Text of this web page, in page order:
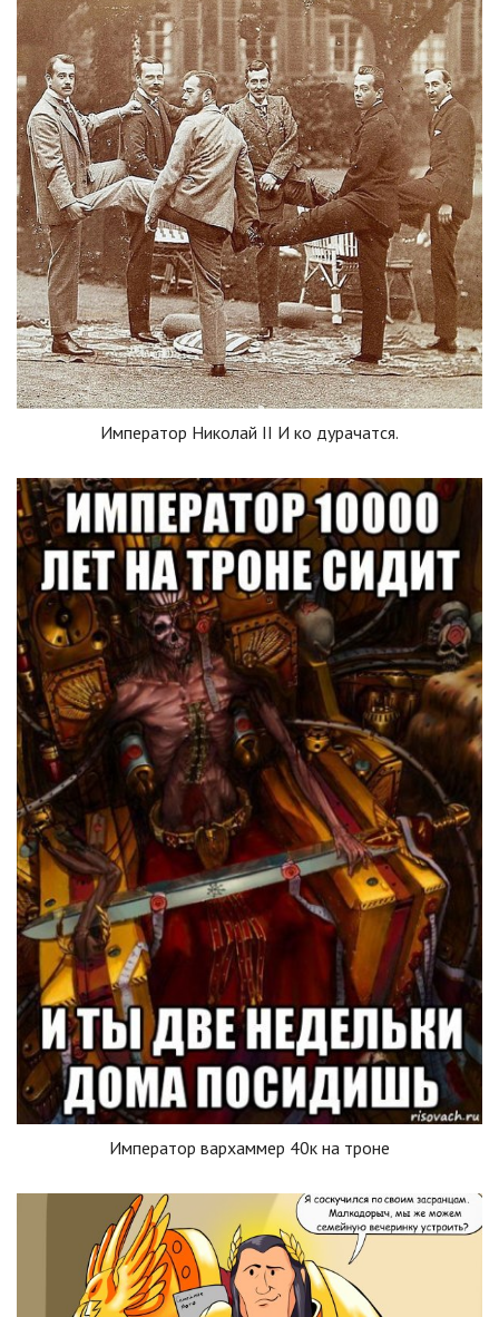
Император Николай II И ко дурачатся.
Император вархаммер 40к на троне